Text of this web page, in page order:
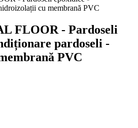
FLOOR - Pardoseli
pardoseli -
PVC